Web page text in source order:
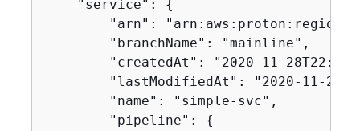
    "service":
{
"arn": "arn:aws:proton:region-
        "branchName": "mainline",
"createdAt": "2020-11-
"lastModifiedAt": "2020-11-
        "name": "simple-svc",
        "pipeline":
{